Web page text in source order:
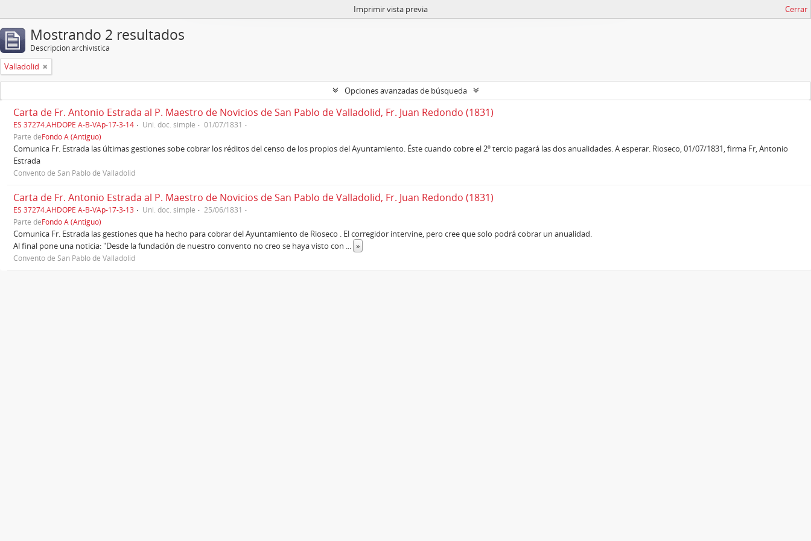
Imprimir vista previa Cerrar
Mostrando 2 resultados
Descripción archivística
Valladolid
Opciones avanzadas de búsqueda
Carta de Fr. Antonio Estrada al P. Maestro de Novicios de San Pablo de Valladolid, Fr. Juan Redondo (1831)
ES 37274.AHDOPE A-B-VAp-17-3-14 Uni. doc. simple
01/07/1831
Parte deFondo A (Antiguo)
Comunica Fr. Estrada las últimas gestiones sobe cobrar los réditos del censo de los propios del Ayuntamiento. Éste cuando cobre el 2º tercio pagará las dos anualidades. A esperar. Rioseco, 01/07/1831, firma Fr, Antonio
Estrada
Convento de San Pablo de Valladolid
Carta de Fr. Antonio Estrada al P. Maestro de Novicios de San Pablo de Valladolid, Fr. Juan Redondo (1831)
ES 37274.AHDOPE A-B-VAp-17-3-13 Uni. doc. simple
25/06/1831
Parte deFondo A (Antiguo)
Comunica Fr. Estrada las gestiones que ha hecho para cobrar del Ayuntamiento de Rioseco . El corregidor intervine, pero cree que solo podrá cobrar un anualidad.
Al final pone una noticia: "Desde la fundación de nuestro convento no creo se haya visto con ... »
Convento de San Pablo de Valladolid